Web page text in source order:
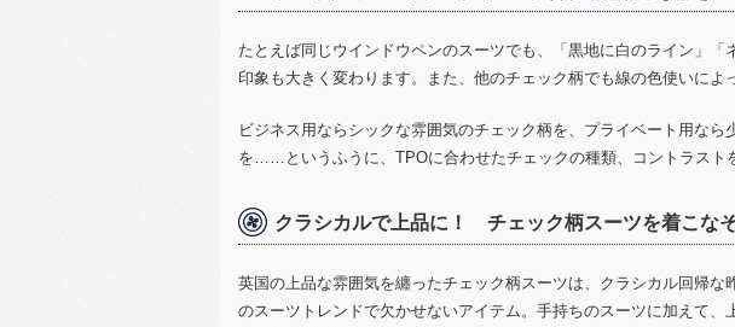
たとえば同じウインドウペンのスーツでも、「黒地に白のライン」「
印象も大きく変わります。また、他のチェック柄でも線の色使いによ
ビジネス用ならシックな雰囲気のチェック柄を、プライベート用なら
を……というふうに、 TPOに合わせたチェックの種類、コントラスト
クラシカルで上品に！ チェック柄スーツを着こな
英国の上品な雰囲気を纏ったチェック柄スーツは、クラシカル回帰な
のスーツトレンドで欠かせないアイテム。手持ちのスーツに加えて、